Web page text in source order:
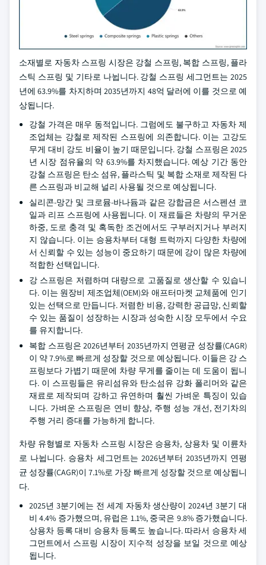
소재별로 자동차 스프링 시장은 강철 스프링, 복합 스프링, 플라
스틱 스프링 및 기타로 나뉩니다. 강철 스프링 세그먼트는 2025
년에 63.9%를 차지하며 2035년까지 48억 달러에 이를 것으로 예
상됩니다.
강철 가격은 매우 동적입니다. 그럼에도 불구하고 자동차 제
조업체는 강철로 제작된 스프링에 의존합니다. 이는 고강도
무게 대비 강도 비율이 높기 때문입니다. 강철 스프링은 2025
년 시장 점유율의 약 63.9%를 차지했습니다. 예상 기간 동안
강철 스프링은 탄소 섬유, 플라스틱 및 복합 소재로 제작된 다
른 스프링과 비교해 널리 사용될 것으로 예상됩니다.
실리콘-망간 및 크로뮴-바나듐과 같은 강합금은 서스펜션 코
일과 리프 스프링에 사용됩니다. 이 재료들은 차량의 무거운
하중, 도로 충격 및 혹독한 조건에서도 구부러지거나 부러지
지 않습니다. 이는 승용차부터 대형 트럭까지 다양한 차량에
서 신뢰할 수 있는 성능이 중요하기 때문에 강이 많은 차량에
적합한 선택입니다.
강 스프링은 저렴하며 대량으로 고품질로 생산할 수 있습니
다. 이는 원장비 제조업체(OEM)와 애프터마켓 교체품에 인기
있는 선택으로 만듭니다. 저렴한 비용, 강력한 공급망, 신뢰할
수 있는 품질이 성장하는 시장과 성숙한 시장 모두에서 수요
를 유지합니다.
복합 스프링은 2026년부터 2035년까지 연평균 성장률(CAGR)
이 약 7.9%로 빠르게 성장할 것으로 예상됩니다. 이들은 강 스
프링보다 가볍기 때문에 차량 무게를 줄이는 데 도움이 됩니
다. 이 스프링들은 유리섬유와 탄소섬유 강화 폴리머와 같은
재료로 제작되며 강하고 유연하며 훨씬 가벼운 특징이 있습
니다. 가벼운 스프링은 연비 향상, 주행 성능 개선, 전기차의
주행 거리 증대를 가능하게 합니다.
차량 유형별로 자동차 스프링 시장은 승용차, 상용차 및 이륜차
로 나뉩니다. 승용차 세그먼트는 2026년부터 2035년까지 연평
균 성장률(CAGR)이 7.1%로 가장 빠르게 성장할 것으로 예상됩니
다.
2025년 3분기에는 전 세계 자동차 생산량이 2024년 3분기 대
비 4.4% 증가했으며, 유럽은 1.1%, 중국은 9.8% 증가했습니다.
상용차 등록 대비 승용차 등록도 높습니다. 따라서 승용차 세
그먼트에서 스프링 시장이 지수적 성장을 보일 것으로 예상
됩니다.